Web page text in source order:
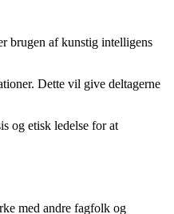
brugen af kunstig intelligens
Dette vil give deltagerne
og etisk ledelse for at
med andre fagfolk og